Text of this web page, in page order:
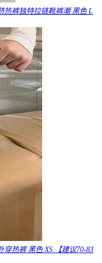
热裤独特拉链靴裤潮 黑色 L
热裤 黑色 XS 【建议70-83